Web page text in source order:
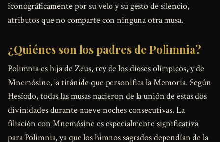
iconográficamente por su velo y su gesto de silencio,
atributos que no comparte con ninguna otra musa.
¿Quiénes son los padres de Polimnia?
Polimnia es hija de Zeus, rey de los dioses olímpicos, y de
Mnemósine, la titánide que personifica la Memoria. Según
Hesíodo, todas las musas nacieron de la unión de estas dos
divinidades durante nueve noches consecutivas. La
filiación con Mnemósine es especialmente significativa
para Polimnia, ya que los himnos sagrados dependían de la